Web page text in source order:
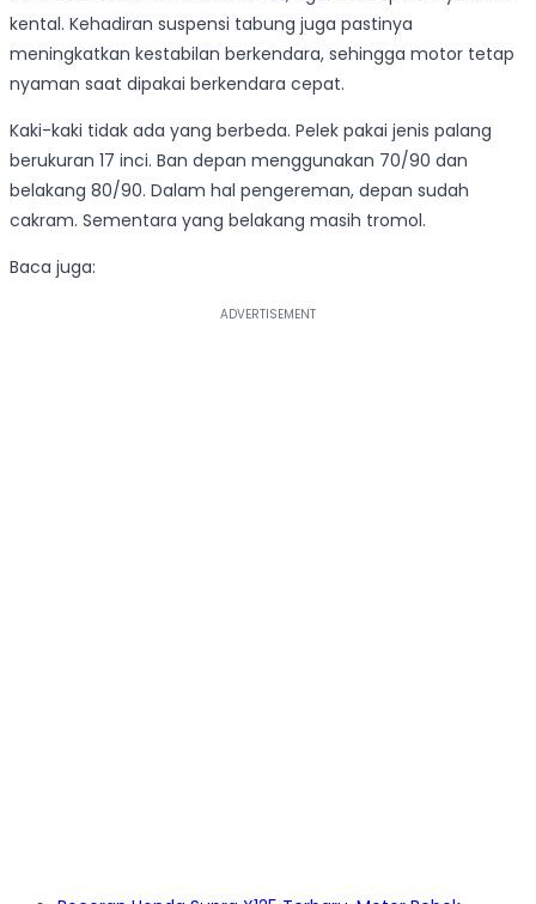
kental. Kehadiran suspensi tabung juga pastinya
meningkatkan kestabilan berkendara, sehingga motor tetap
nyaman saat dipakai berkendara cepat.
Kaki-kaki tidak ada yang berbeda. Pelek pakai jenis palang
berukuran 17 inci. Ban depan menggunakan 70/90 dan
belakang 80/90. Dalam hal pengereman, depan sudah
cakram. Sementara yang belakang masih tromol.
Baca juga: